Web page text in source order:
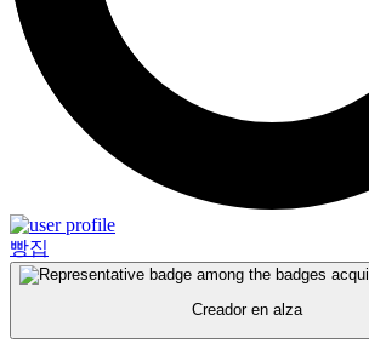
빵집
Creador en alza